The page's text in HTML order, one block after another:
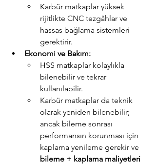
Karbür matkaplar yüksek
rijitlikte CNC tezgâhlar ve
hassas bağlama sistemleri
gerektirir.
Ekonomi ve Bakım:
HSS matkaplar kolaylıkla
bilenebilir ve tekrar
kullanılabilir.
Karbür matkaplar da teknik
olarak yeniden bilenebilir;
ancak bileme sonrası
performansın korunması için
kaplama yenileme gerekir ve
bileme + kaplama maliyetleri